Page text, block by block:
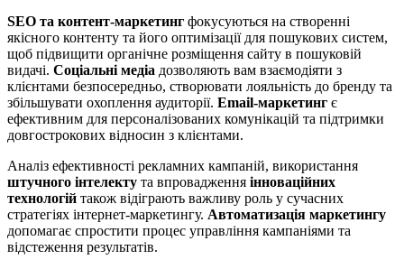
SEO та контент-маркетинг фокусуються на створенні
якісного контенту та його оптимізації для пошукових систем,
щоб підвищити органічне розміщення сайту в пошуковій
видачі. Соціальні медіа дозволяють вам взаємодіяти з
клієнтами безпосередньо, створювати лояльність до бренду та
збільшувати охоплення аудиторії. Email-маркетинг є
ефективним для персоналізованих комунікацій та підтримки
довгострокових відносин з клієнтами.
Аналіз ефективності рекламних кампаній, використання
штучного інтелекту та впровадження інноваційних
технологій також відіграють важливу роль у сучасних
стратегіях інтернет-маркетингу. Автоматизація маркетингу
допомагає спростити процес управління кампаніями та
відстеження результатів.